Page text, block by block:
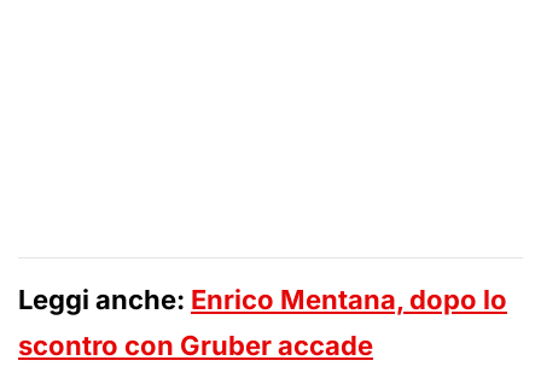
Leggi anche: Enrico Mentana, dopo lo
scontro con Gruber accade